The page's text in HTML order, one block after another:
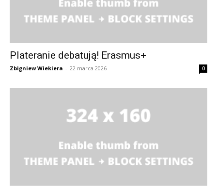
Plateranie debatują! Erasmus+
Zbigniew Wiekiera - 22 marca 2026 0